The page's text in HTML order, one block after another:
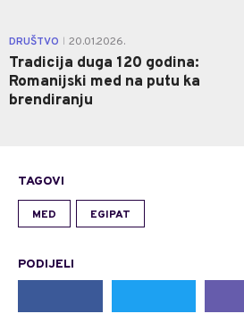
DRUŠTVO 20.01.2026.
Tradicija duga 120 godina:
Romanijski med na putu ka
brendiranju
TAGOVI
MED EGIPAT
PODIJELI